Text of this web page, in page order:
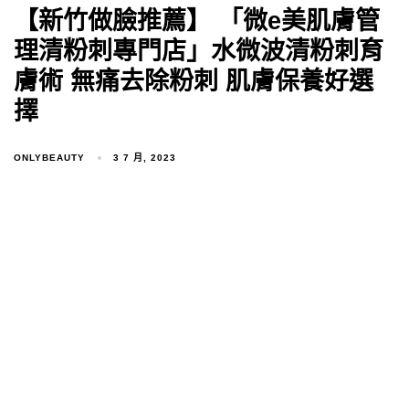
【新竹做臉推薦】 「微e美肌膚管
理清粉刺專門店」水微波清粉刺育
膚術 無痛去除粉刺 肌膚保養好選
擇
ONLYBEAUTY 3 7 月, 2023